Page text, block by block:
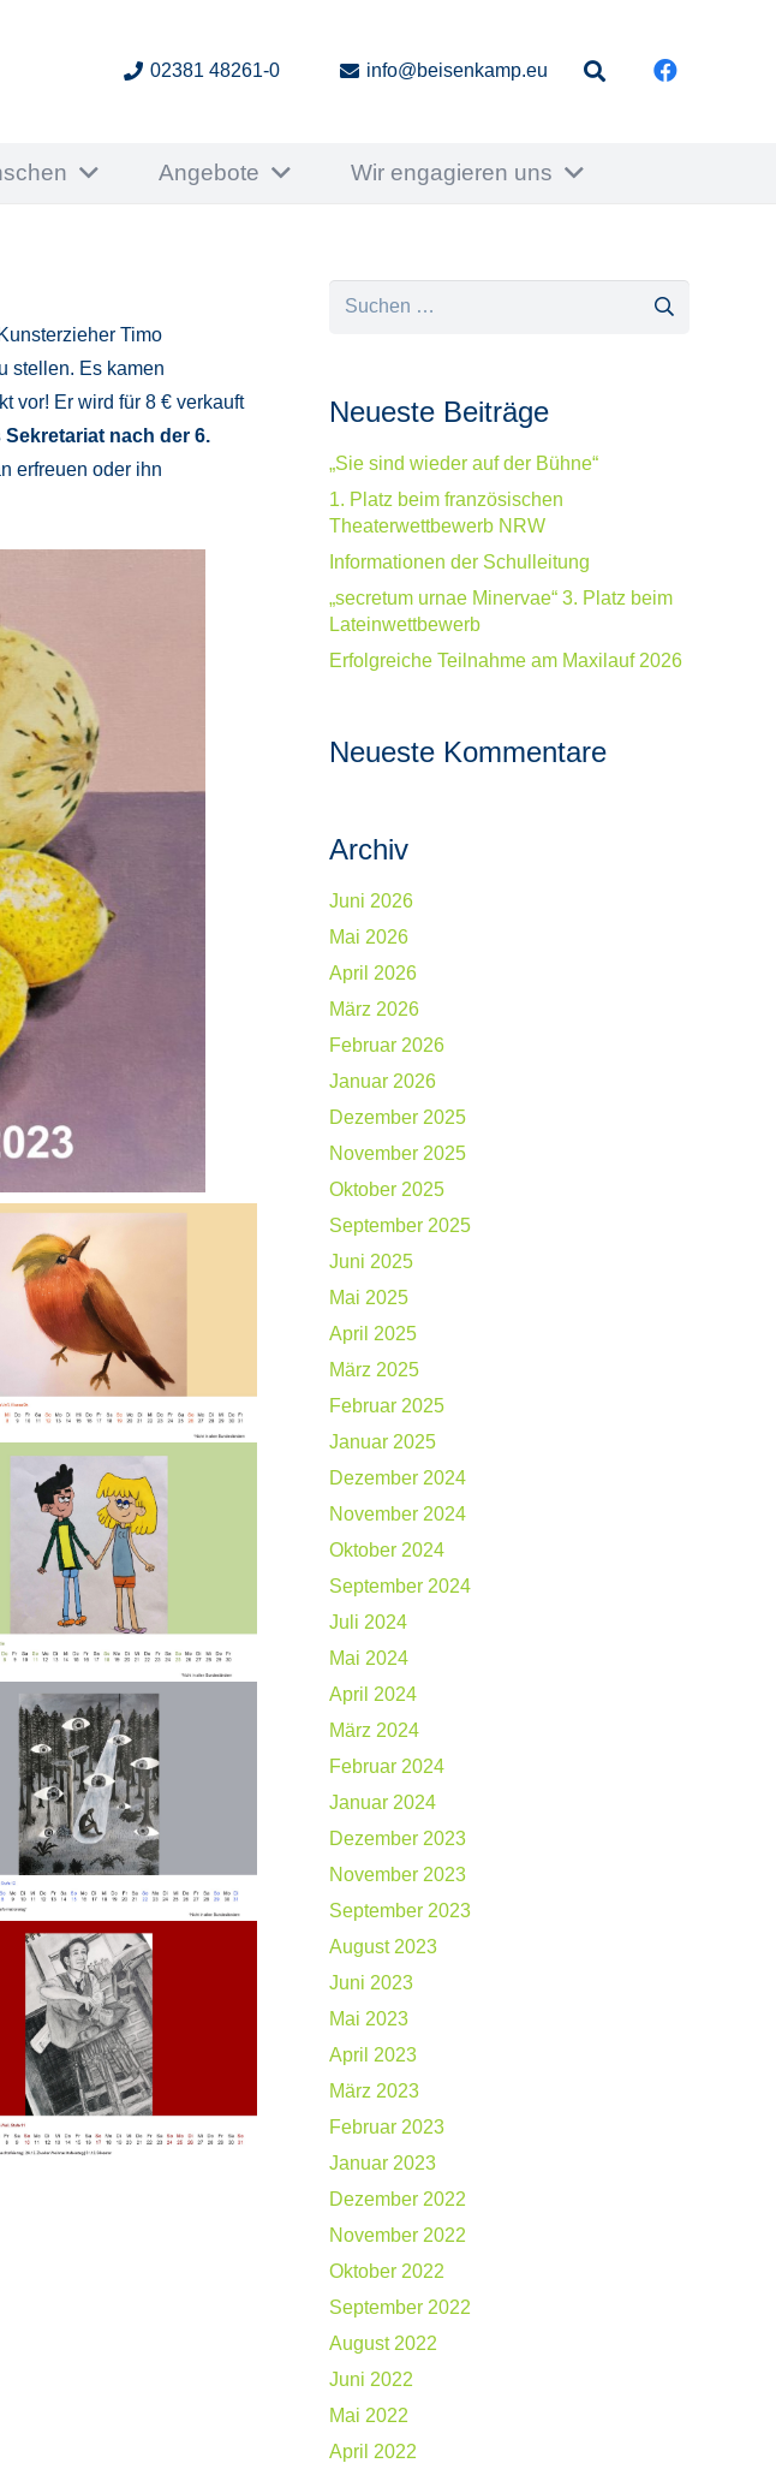
02381 48261-0 info@beisenkamp.eu
Angebote Wir engagieren uns
Timo
stellen. Es kamen
vor! Er wird für 8 € verkauft
nach der 6.
erfreuen oder ihn
Suchen
Neueste Beiträge
„Sie sind wieder auf der Bühne“
1. Platz beim französischen
Theaterwettbewerb NRW
Informationen der Schulleitung
„secretum urnae Minervae“ 3. Platz beim
Lateinwettbewerb
Erfolgreiche Teilnahme am Maxilauf 2026
Neueste Kommentare
Archiv
Juni 2026
Mai 2026
April 2026
März 2026
Februar 2026
Januar 2026
Dezember 2025
November 2025
Oktober 2025
September 2025
Juni 2025
Mai 2025
April 2025
März 2025
Februar 2025
Januar 2025
Dezember 2024
November 2024
Oktober 2024
September 2024
Juli 2024
Mai 2024
April 2024
März 2024
Februar 2024
Januar 2024
Dezember 2023
November 2023
September 2023
August 2023
Juni 2023
Mai 2023
April 2023
März 2023
Februar 2023
Januar 2023
Dezember 2022
November 2022
Oktober 2022
September 2022
August 2022
Juni 2022
Mai 2022
April 2022